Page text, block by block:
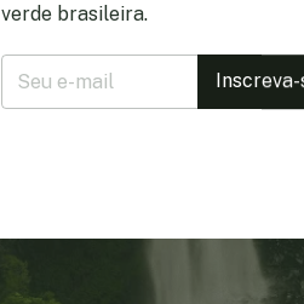
verde brasileira.